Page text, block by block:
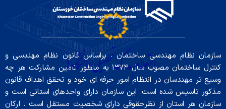
سازمان نظام مهندسی ساختمان ، براساس قانون نظام مهندسی و
کنترل ساختمان مصوب سال ۱۳۷۴ به منظور تامین مشارکت هر چه
وسیع تر مهندسان در انتظام امور حرفه ای خود و تحقق اهداف قانون
مذکور تاسیس شده است. این سازمان دارای واحدهای استانی است و
سازمان هر استان از نظرحقوقی دارای شخصیت مستقل است . ارکان